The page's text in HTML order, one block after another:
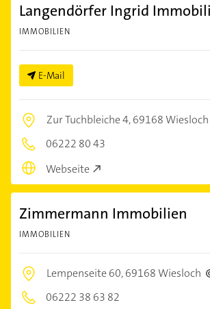
Langendörfer Ingrid
IMMOBILIEN
E-Mail
Zur Tuchbleiche 4,69168 Wiesloch
06222 80 43
Webseite
Zimmermann Immobilien
IMMOBILIEN
Lempenseite 60,69168 Wiesloch
06222 38 63 82